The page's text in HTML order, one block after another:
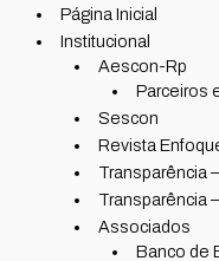
Página Inicial
Institucional
Aescon-Rp
Parceiros
Sescon
Revista
Transparência
Transparência
Associados
Banco de